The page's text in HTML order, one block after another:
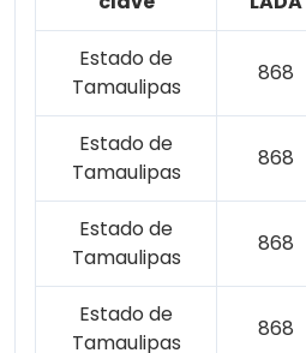
Estado de
Tamaulipas
868
Estado de
Tamaulipas
868
Estado de
Tamaulipas
868
Estado de
Tamaulipas
868